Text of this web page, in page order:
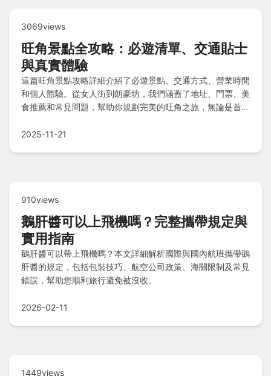
3069views
旺角景點全攻略：必遊清單、交通貼士
與真實體驗
這篇旺角景點攻略詳細介紹了必遊景點、交通方式、營業時間
和個人體驗。從女人街到朗豪坊，我們涵蓋了地址、門票、美
食推薦和常見問題，幫助你規劃完美的旺角之旅，無論是首次
2025-11-21
910views
鵝肝醬可以上飛機嗎？完整攜帶規定與
實用指南
鵝肝醬可以帶上飛機嗎？本文詳細解析國際與國內航班攜帶鵝
肝醬的規定，包括包裝技巧、航空公司政策、海關限制及常見
錯誤，幫助您順利旅行避免被沒收。
2026-02-11
1449views